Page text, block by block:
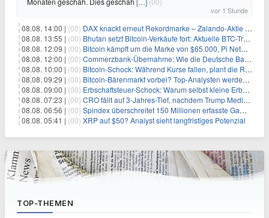
vor 1 Stunde
08.08. 14:00 | (00) DAX knackt erneut Rekordmarke – Zalando-Aktie crasht nach Quartalszahlen
08.08. 13:55 | (00) Bhutan setzt Bitcoin-Verkäufe fort: Aktuelle BTC-Transaktionen
08.08. 12:09 | (00) Bitcoin kämpft um die Marke von $65.000, Pi Network gewinnt an Unterstützung
08.08. 12:00 | (00) Commerzbank-Übernahme: Wie die Deutsche Bank im Schatten zum großen Gewinner wird
08.08. 10:00 | (00) Bitcoin-Schock: Während Kurse fallen, plant die Regierung die Steuer-Bombe
08.08. 09:29 | (00) Bitcoin-Bärenmarkt vorbei? Top-Analysten werden optimistisch, aber die Geschichte sagt etwas anderes
08.08. 09:00 | (00) Erbschaftsteuer-Schock: Warum selbst kleine Erbschaften den Fiskus Millionen kosten
08.08. 07:23 | (00) CRO fällt auf 3-Jahres-Tief, nachdem Trump Media zwei große Crypto.com-Deals storniert
08.08. 06:56 | (00) Spindex überschreitet 150 Millionen erfasste Gaming-Ereignisse in Echtzeit-Datenpipeline
08.08. 05:41 | (00) XRP auf $50? Analyst sieht langfristiges Potenzial
TOP-THEMEN